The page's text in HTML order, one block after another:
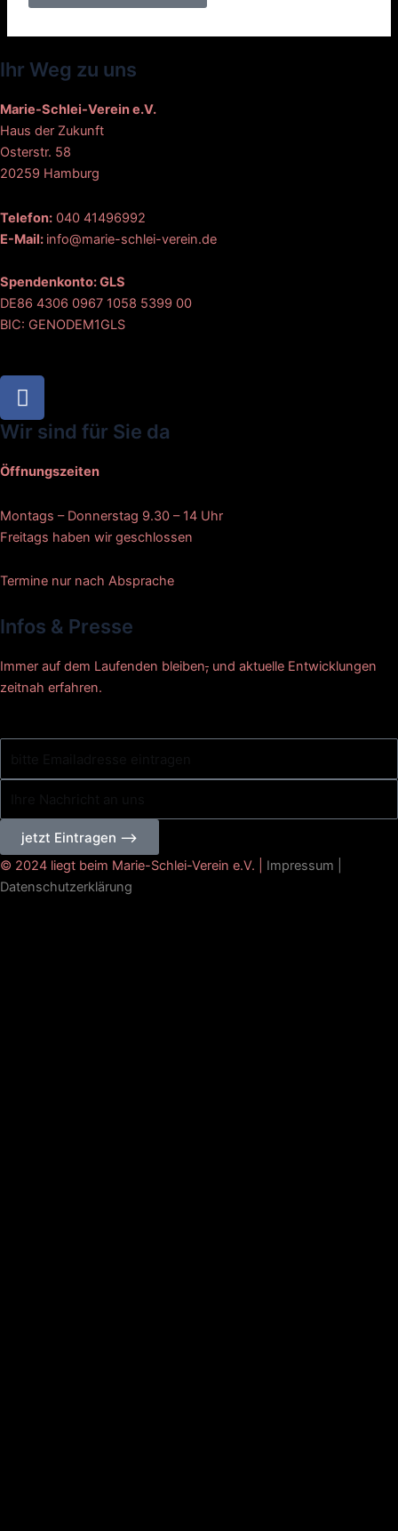
Ihr Weg zu uns
Marie-Schlei-Verein e.V.
Haus der Zukunft
Osterstr. 58
20259 Hamburg
Telefon: 040 41496992
E-Mail: info@marie-schlei-verein.de
Spendenkonto: GLS
DE86 4306 0967 1058 5399 00
BIC: GENODEM1GLS
F
a
c
b
o
k
Wir sind für Sie da
Öffnungszeiten
Montags – Donnerstag 9.30 – 14 Uhr
Freitags haben wir geschlossen
Termine nur nach Absprache
Infos & Presse
Immer auf dem Laufenden bleiben, und aktuelle Entwicklungen
zeitnah erfahren.
uns
jetzt Eintragen ⟶
© 2024 liegt beim Marie-Schlei-Verein e.V. | Impressum
Datenschutzerklärung